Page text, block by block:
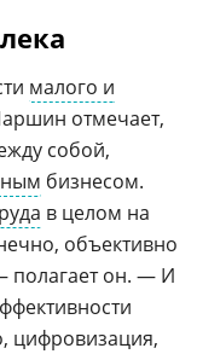
малого и
отмечает,
собой,
бизнесом.
в целом на
объективно
полагает он. — И
цифровизация,